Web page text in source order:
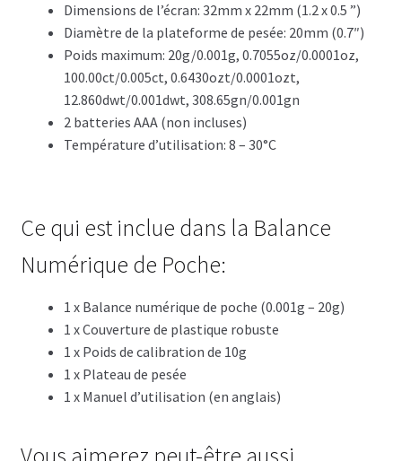
Dimensions de l’écran: 32mm x 22mm (1.2 x 0.5 ”)
Diamètre de la plateforme de pesée: 20mm (0.7″)
Poids maximum: 20g/0.001g, 0.7055oz/0.0001oz,
100.00ct/0.005ct, 0.6430ozt/0.0001ozt,
12.860dwt/0.001dwt, 308.65gn/0.001gn
2 batteries AAA (non incluses)
Température d’utilisation: 8 – 30°C
Ce qui est inclue dans la Balance
Numérique de Poche:
1 x Balance numérique de poche (0.001g – 20g)
1 x Couverture de plastique robuste
1 x Poids de calibration de 10g
1 x Plateau de pesée
1 x Manuel d’utilisation (en anglais)